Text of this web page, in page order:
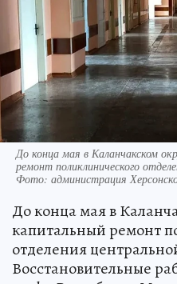
До конца мая в Каланчакском
ремонт поликлинического
Фото: администрация
До конца мая в
капитальный ремонт
отделения
Восстановительные